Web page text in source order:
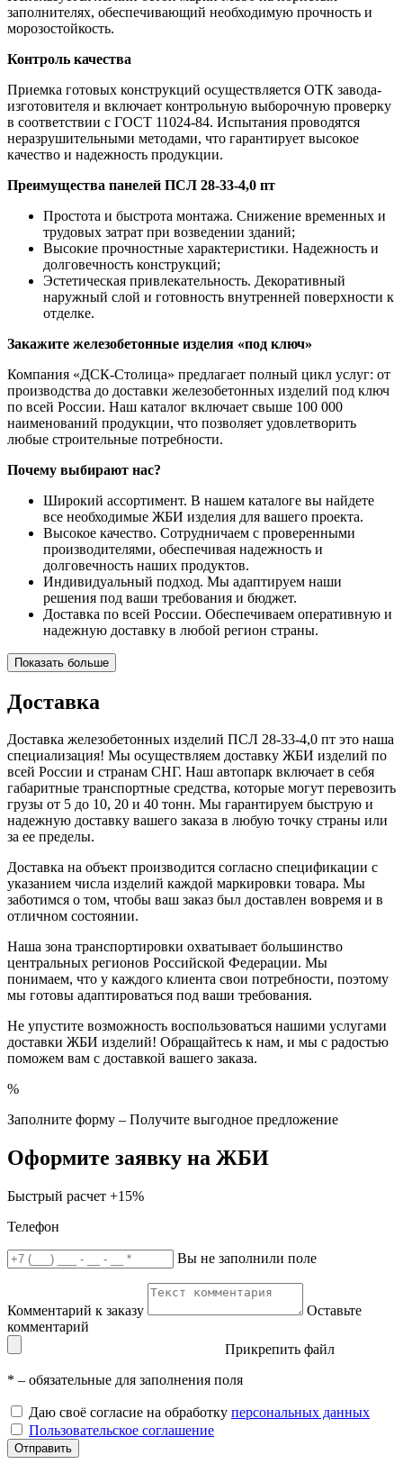
заполнителях, обеспечивающий необходимую прочность и
морозостойкость.
Контроль качества
Приемка готовых конструкций осуществляется ОТК завода-
изготовителя и включает контрольную выборочную проверку
в соответствии с ГОСТ 11024-84. Испытания проводятся
неразрушительными методами, что гарантирует высокое
качество и надежность продукции.
Преимущества панелей ПСЛ 28-33-4,0 пт
Простота и быстрота монтажа. Снижение временных и
трудовых затрат при возведении зданий;
Высокие прочностные характеристики. Надежность и
долговечность конструкций;
Эстетическая привлекательность. Декоративный
наружный слой и готовность внутренней поверхности к
отделке.
Закажите железобетонные изделия «под ключ»
Компания «ДСК-Столица» предлагает полный цикл услуг: от
производства до доставки железобетонных изделий под ключ
по всей России. Наш каталог включает свыше 100 000
наименований продукции, что позволяет удовлетворить
любые строительные потребности.
Почему выбирают нас?
Широкий ассортимент. В нашем каталоге вы найдете
все необходимые ЖБИ изделия для вашего проекта.
Высокое качество. Сотрудничаем с проверенными
производителями, обеспечивая надежность и
долговечность наших продуктов.
Индивидуальный подход. Мы адаптируем наши
решения под ваши требования и бюджет.
Доставка по всей России. Обеспечиваем оперативную и
надежную доставку в любой регион страны.
Показать больше
Доставка
Доставка железобетонных изделий ПСЛ 28-33-4,0 пт это наша
специализация! Мы осуществляем доставку ЖБИ изделий по
всей России и странам СНГ. Наш автопарк включает в себя
габаритные транспортные средства, которые могут перевозить
грузы от 5 до 10, 20 и 40 тонн. Мы гарантируем быструю и
надежную доставку вашего заказа в любую точку страны или
за ее пределы.
Доставка на объект производится согласно спецификации с
указанием числа изделий каждой маркировки товара. Мы
заботимся о том, чтобы ваш заказ был доставлен вовремя и в
отличном состоянии.
Наша зона транспортировки охватывает большинство
центральных регионов Российской Федерации. Мы
понимаем, что у каждого клиента свои потребности, поэтому
мы готовы адаптироваться под ваши требования.
Не упустите возможность воспользоваться нашими услугами
доставки ЖБИ изделий! Обращайтесь к нам, и мы с радостью
поможем вам с доставкой вашего заказа.
%
Заполните форму – Получите выгодное предложение
Оформите заявку на ЖБИ
Быстрый расчет +15%
Телефон
Вы не заполнили поле
Комментарий к заказу
Оставьте
комментарий
Прикрепить файл
* – обязательные для заполнения поля
Даю своё согласие на обработку персональных данных
Пользовательское соглашение
Отправить